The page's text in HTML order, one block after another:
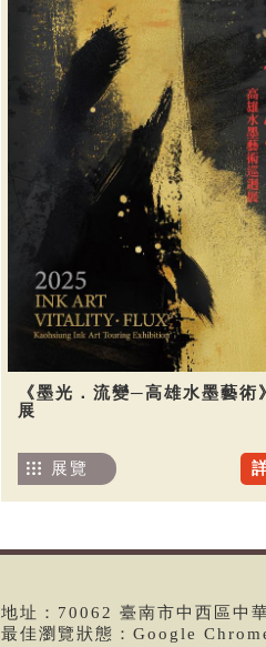
《墨光．流變─高雄水墨藝術
展
展覽
地址：70062 臺南市中西區中
最佳瀏覽狀態：Google